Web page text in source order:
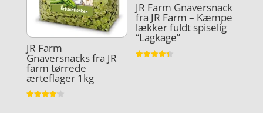
JR Farm
Gnaversnacks fra JR
farm tørrede
ærteflager 1kg
JR Farm Gnaversnack
fra JR Farm – Kæmpe
lækker fuldt spiselig
“Lagkage”